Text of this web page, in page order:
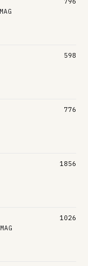
MAG
598
776
1856
1026